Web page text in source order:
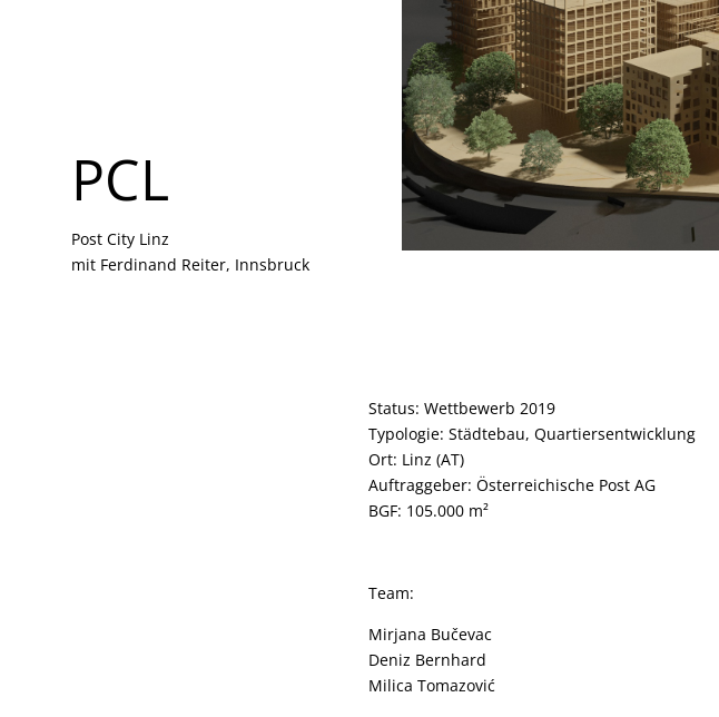
PCL
Post City Linz
mit Ferdinand Reiter, Innsbruck
PCL
Post City Linz
mit Ferdinand Reiter, Innsbruck
Status: Wettbewerb 2019
Typologie: Städtebau, Quartiersentwicklung
Ort: Linz (AT)
Auftraggeber: Österreichische Post AG
BGF: 105.000 m²
Team:
Mirjana Bučevac
Deniz Bernhard
Milica Tomazović